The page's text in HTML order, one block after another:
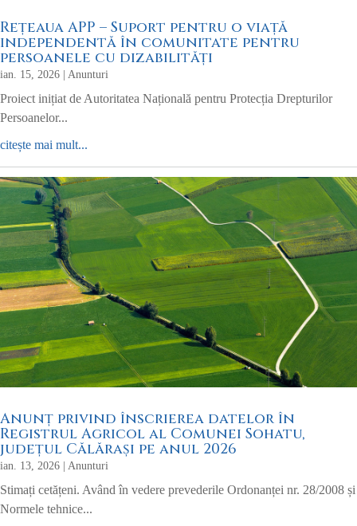
Rețeaua APP – Suport pentru o viață
independentă în comunitate pentru
persoanele cu dizabilități
ian. 15, 2026 | Anunturi
Proiect inițiat de Autoritatea Națională pentru Protecția Drepturilor
Persoanelor...
citește mai mult...
Anunț privind înscrierea datelor în
Registrul Agricol al Comunei Sohatu,
județul Călărași pe anul 2026
ian. 13, 2026 Anunturi
Stimați cetățeni. Având în vedere prevederile Ordonanței nr. 28/2008 și
Normele tehnice...